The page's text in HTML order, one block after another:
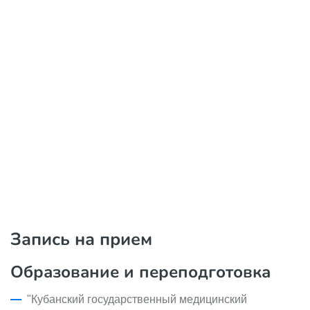
Запись на прием
Образование и переподготовка
"Кубанский государственный медицинский